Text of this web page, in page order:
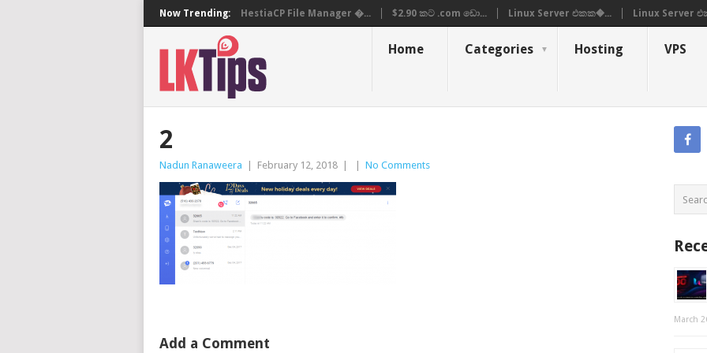
Now Trending: HestiaCP File Manager �... $2.90 කට .com ඩො... Linux Server එකක�... Linux Server
Home Categories Hosting VPS
2
Nadun Ranaweera February 12, 2018 No Comments
Add a Comment
March